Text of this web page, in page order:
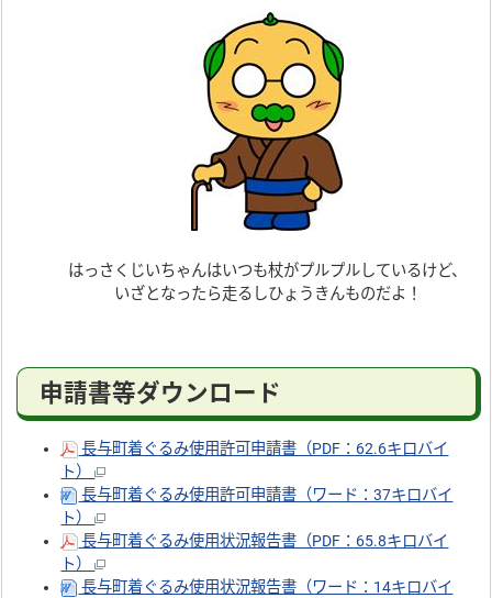
はっさくじいちゃんはいつも杖がプルプルしているけど、
いざとなったら走るしひょうきんものだよ！
申請書等ダウンロード
長与町着ぐるみ使用許可申請書（PDF：62.6キロバイ
ト）
長与町着ぐるみ使用許可申請書（ワード：37キロバイ
ト）
長与町着ぐるみ使用状況報告書（PDF：65.8キロバイ
ト）
長与町着ぐるみ使用状況報告書（ワード：14キロバイ